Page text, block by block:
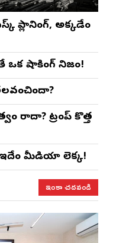
ప్లానింగ్, అక్కడేం
ఒక షాకింగ్ నిజం!
రాదా? ట్రంప్ కొత్త
ఇదేం మీడియా లెక్క!
ఇంకా చదవండి